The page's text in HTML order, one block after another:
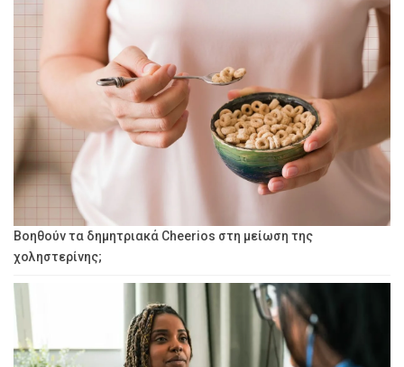
Βοηθούν τα δημητριακά Cheerios στη μείωση της
χοληστερίνης;